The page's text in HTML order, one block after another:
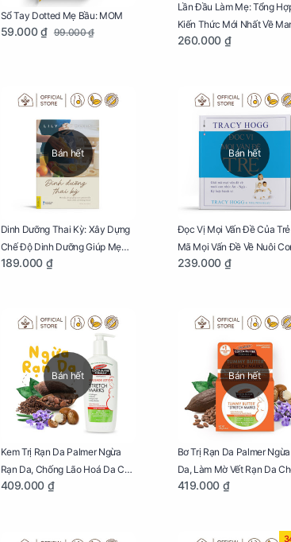
Sổ Tay Dotted Mẹ Bầu: MOM
59.000 ₫ 99.000 ₫
Lần Đầu Làm Mẹ: Tổng
Kiến Thức Mới Nhất Về
Thai Và Sinh Nở Cho Mẹ
260.000 ₫
Bán hết
Dinh Dưỡng Thai Kỳ: Xây Dựng
Chế Độ Dinh Dưỡng Giúp Mẹ
Khỏe, Con Yêu Phát Triển Toàn
189.000 ₫
Bán hết
Đọc Vị Mọi Vấn Đề Của
Mã Mọi Vấn Đề Về Nuôi
Nhỏ (Ăn, Ngủ, Kỷ Luật
239.000 ₫
Bán hết
Kem Trị Rạn Da Palmer Ngừa
Rạn Da, Chống Lão Hoá Da Cho
Mẹ Bầu Chai 250ml
409.000 ₫
Bán hết
Bơ Trị Rạn Da Palmer
Da, Làm Mờ Vết Rạn Da
Bầu Hũ 125g
419.000 ₫